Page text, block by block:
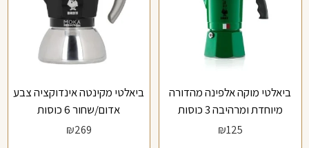
ביאלטי מוקה אלפינה מהדורה
מיוחדת ומרהיבה 3 כוסות
₪125
ביאלטי מקינטה אינדוקציה צבע
אדום/שחור 6 כוסות
₪269